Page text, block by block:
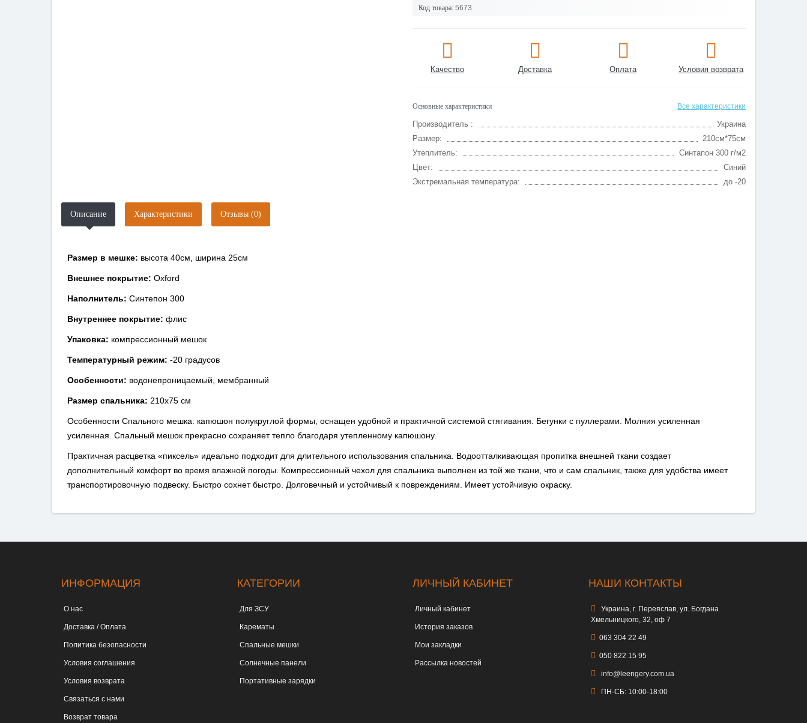
Код товара: 5673
Качество Доставка Оплата Условия возврата
Основные характеристики Все характеристики
Производитель :
Украина
Размер:
210см*75см
Утеплитель:
Синтапон 300 г/м2
Цвет:
Синий
Экстремальная температура:
до -20
Описание Характеристики Отзывы (0)
Размер в мешке: высота 40см, ширина 25см
Внешнее покрытие: Oxford
Наполнитель: Синтепон 300
Внутреннее покрытие: флис
Упаковка: компрессионный мешок
Температурный режим: -20 градусов
Особенности: водонепроницаемый, мембранный
Размер спальника: 210х75 см
Особенности Спального мешка: капюшон полукруглой формы, оснащен удобной и практичной системой стягивания. Бегунки с пуллерами. Молния усиленная
усиленная. Спальный мешок прекрасно сохраняет тепло благодаря утепленному капюшону.
Практичная расцветка «пиксель» идеально подходит для длительного использования спальника. Водоотталкивающая пропитка внешней ткани создает
дополнительный комфорт во время влажной погоды. Компрессионный чехол для спальника выполнен из той же ткани, что и сам спальник, также для удобства имеет
транспортировочную подвеску. Быстро сохнет быстро. Долговечный и устойчивый к повреждениям. Имеет устойчивую окраску.
ИНФОРМАЦИЯ
О нас
Доставка / Оплата
Политика безопасности
Условия соглашения
Условия возврата
Связаться с нами
Возврат товара
КАТЕГОРИИ
Для ЗСУ
Карематы
Спальные мешки
Солнечные панели
Портативные зарядки
ЛИЧНЫЙ КАБИНЕТ
Личный кабинет
История заказов
Мои закладки
Рассылка новостей
НАШИ КОНТАКТЫ
Украина, г. Переяслав, ул. Богдана
Хмельницкого, 32, оф 7
063 304 22 49
050 822 15 95
info@leengery.com.ua
ПН-СБ: 10:00-18:00